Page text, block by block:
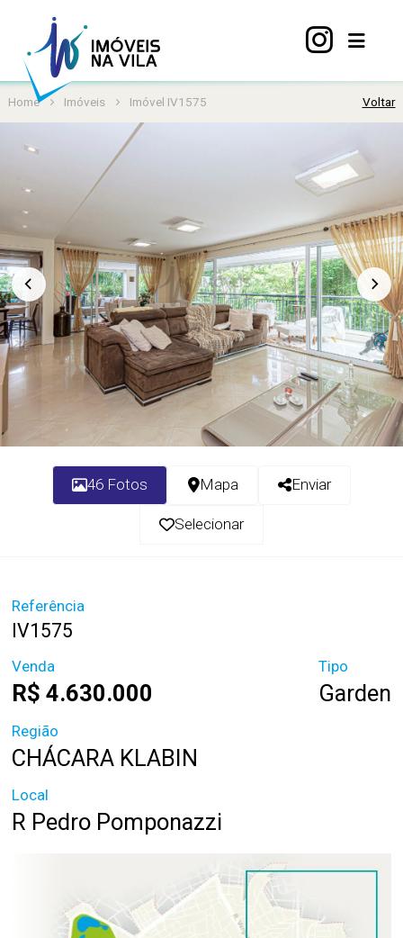
Home
Mariana
Imóveis
Viva
Vila
Sobre
nós
Contato
Home Imóveis Imóvel IV1575 Voltar
46 Fotos Mapa Enviar
Selecionar
Referência
IV1575
Venda
R$ 4.630.000
Tipo
Garden
Região
CHÁCARA KLABIN
Local
R Pedro Pomponazzi